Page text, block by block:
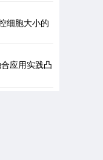
细胞大小的
应用实践凸